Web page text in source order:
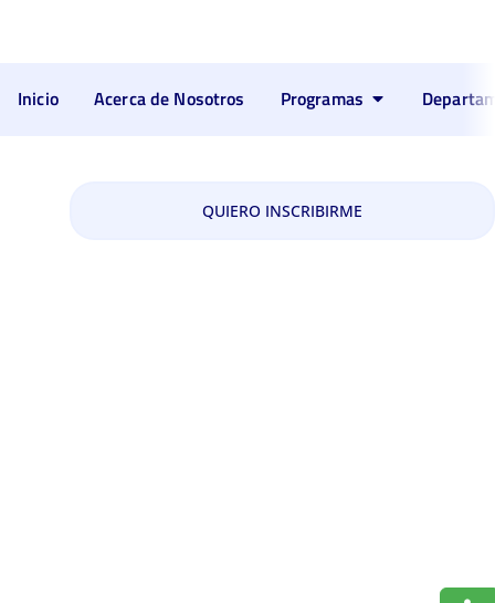
Inicio Acerca de Nosotros Programas
QUIERO INSCRIBIRME